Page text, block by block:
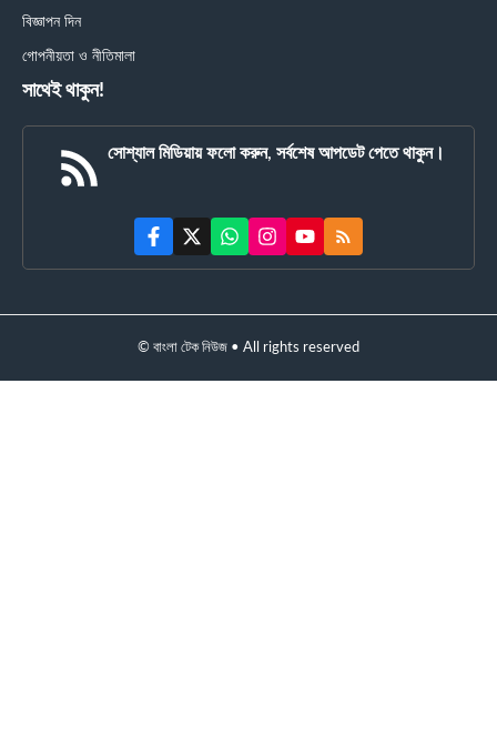
বিজ্ঞাপন দিন
গোপনীয়তা ও নীতিমালা
সাথেই থাকুন!
সোশ্যাল মিডিয়ায় ফলো করুন, সর্বশেষ আপডেট পেতে থাকুন।
© বাংলা টেক নিউজ • All rights reserved